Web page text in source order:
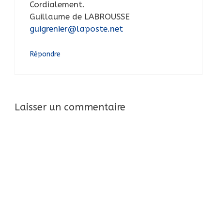
Cordialement.
Guillaume de LABROUSSE
guigrenier@laposte.net
Répondre
Laisser un commentaire